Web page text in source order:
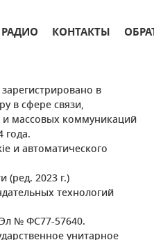
РАДИО КОНТАКТЫ
в
в сфере связи,
массовых коммуникаций
года.
и автоматического
(ред. 2023 г.)
технологий
№ ФС77-57640.
унитарное